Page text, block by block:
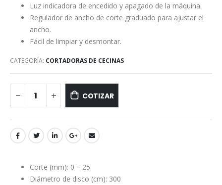
Luz indicadora de encedido y apagado de la máquina.
Regulador de ancho de corte graduado para ajustar el
ancho.
Fácil de limpiar y desmontar.
CATEGORÍA: CORTADORAS DE CECINAS
COTIZAR
Corte (mm): 0 – 25
Diámetro de disco (cm): 300